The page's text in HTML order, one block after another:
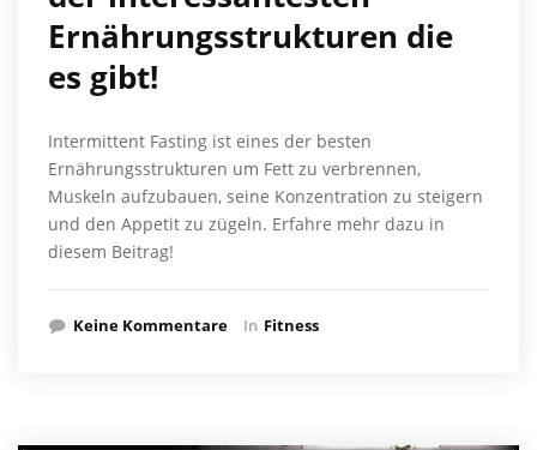
Ernährungsstrukturen die
es gibt!
Intermittent Fasting ist eines der besten
Ernährungsstrukturen um Fett zu verbrennen,
Muskeln aufzubauen, seine Konzentration zu steigern
und den Appetit zu zügeln. Erfahre mehr dazu in
diesem Beitrag!
Keine Kommentare In Fitness